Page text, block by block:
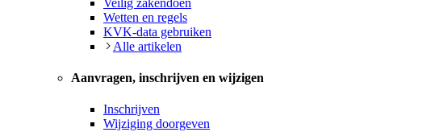
Wetten en regels
KVK-data gebruiken
Alle artikelen
Aanvragen, inschrijven en wijzigen
Inschrijven
Wijziging doorgeven